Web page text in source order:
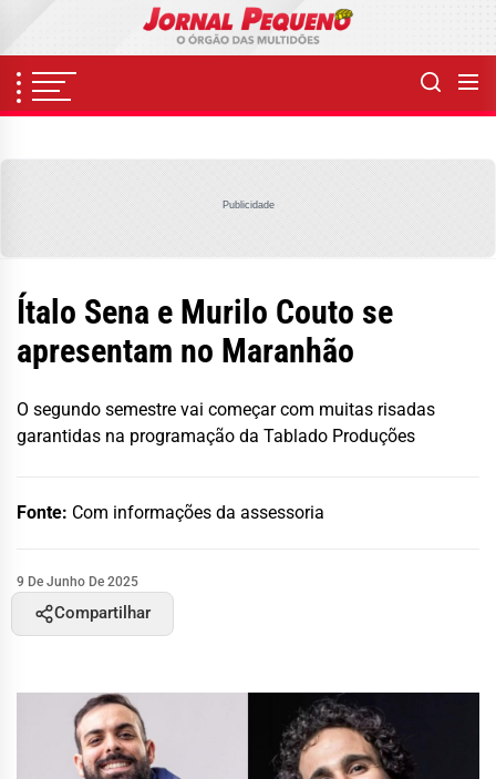
content
Publicidade
Ítalo Sena e Murilo Couto se
apresentam no Maranhão
O segundo semestre vai começar com muitas risadas
garantidas na programação da Tablado Produções
Fonte: Com informações da assessoria
9 De Junho De 2025
Compartilhar